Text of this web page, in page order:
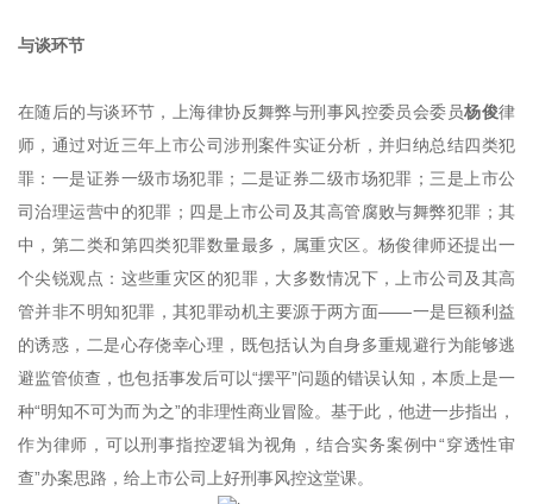
与谈环节
在随后的与谈环节，上海律协反舞弊与刑事风控委员会委员杨俊律
师，通过对近三年上市公司涉刑案件实证分析，并归纳总结四类犯
罪：一是证券一级市场犯罪；二是证券二级市场犯罪；三是上市公
司治理运营中的犯罪；四是上市公司及其高管腐败与舞弊犯罪；其
中，第二类和第四类犯罪数量最多，属重灾区。杨俊律师还提出一
个尖锐观点：这些重灾区的犯罪，大多数情况下，上市公司及其高
管并非不明知犯罪，其犯罪动机主要源于两方面——一是巨额利益
的诱惑，二是心存侥幸心理，既包括认为自身多重规避行为能够逃
避监管侦查，也包括事发后可以“摆平”问题的错误认知，本质上是一
种“明知不可为而为之”的非理性商业冒险。基于此，他进一步指出，
作为律师，可以刑事指控逻辑为视角，结合实务案例中“穿透性审
查”办案思路，给上市公司上好刑事风控这堂课。